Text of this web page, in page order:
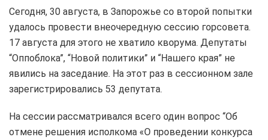
Сегодня, 30 августа, в Запорожье со второй попытки
удалось провести внеочередную сессию горсовета.
17 августа для этого не хватило кворума. Депутаты
“Оппоблока”, “Новой политики” и “Нашего края” не
явились на заседание. На этот раз в сессионном зале
зарегистрировались 53 депутата.
На сессии рассматривался всего один вопрос “Об
отмене решения исполкома «О проведении конкурса